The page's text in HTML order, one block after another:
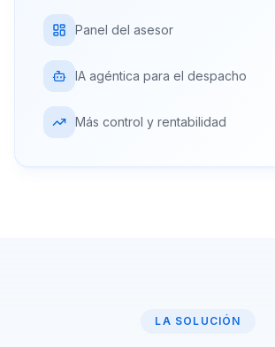
Panel del asesor
IA agéntica para el despacho
Más control y rentabilidad
LA SOLUCIÓN